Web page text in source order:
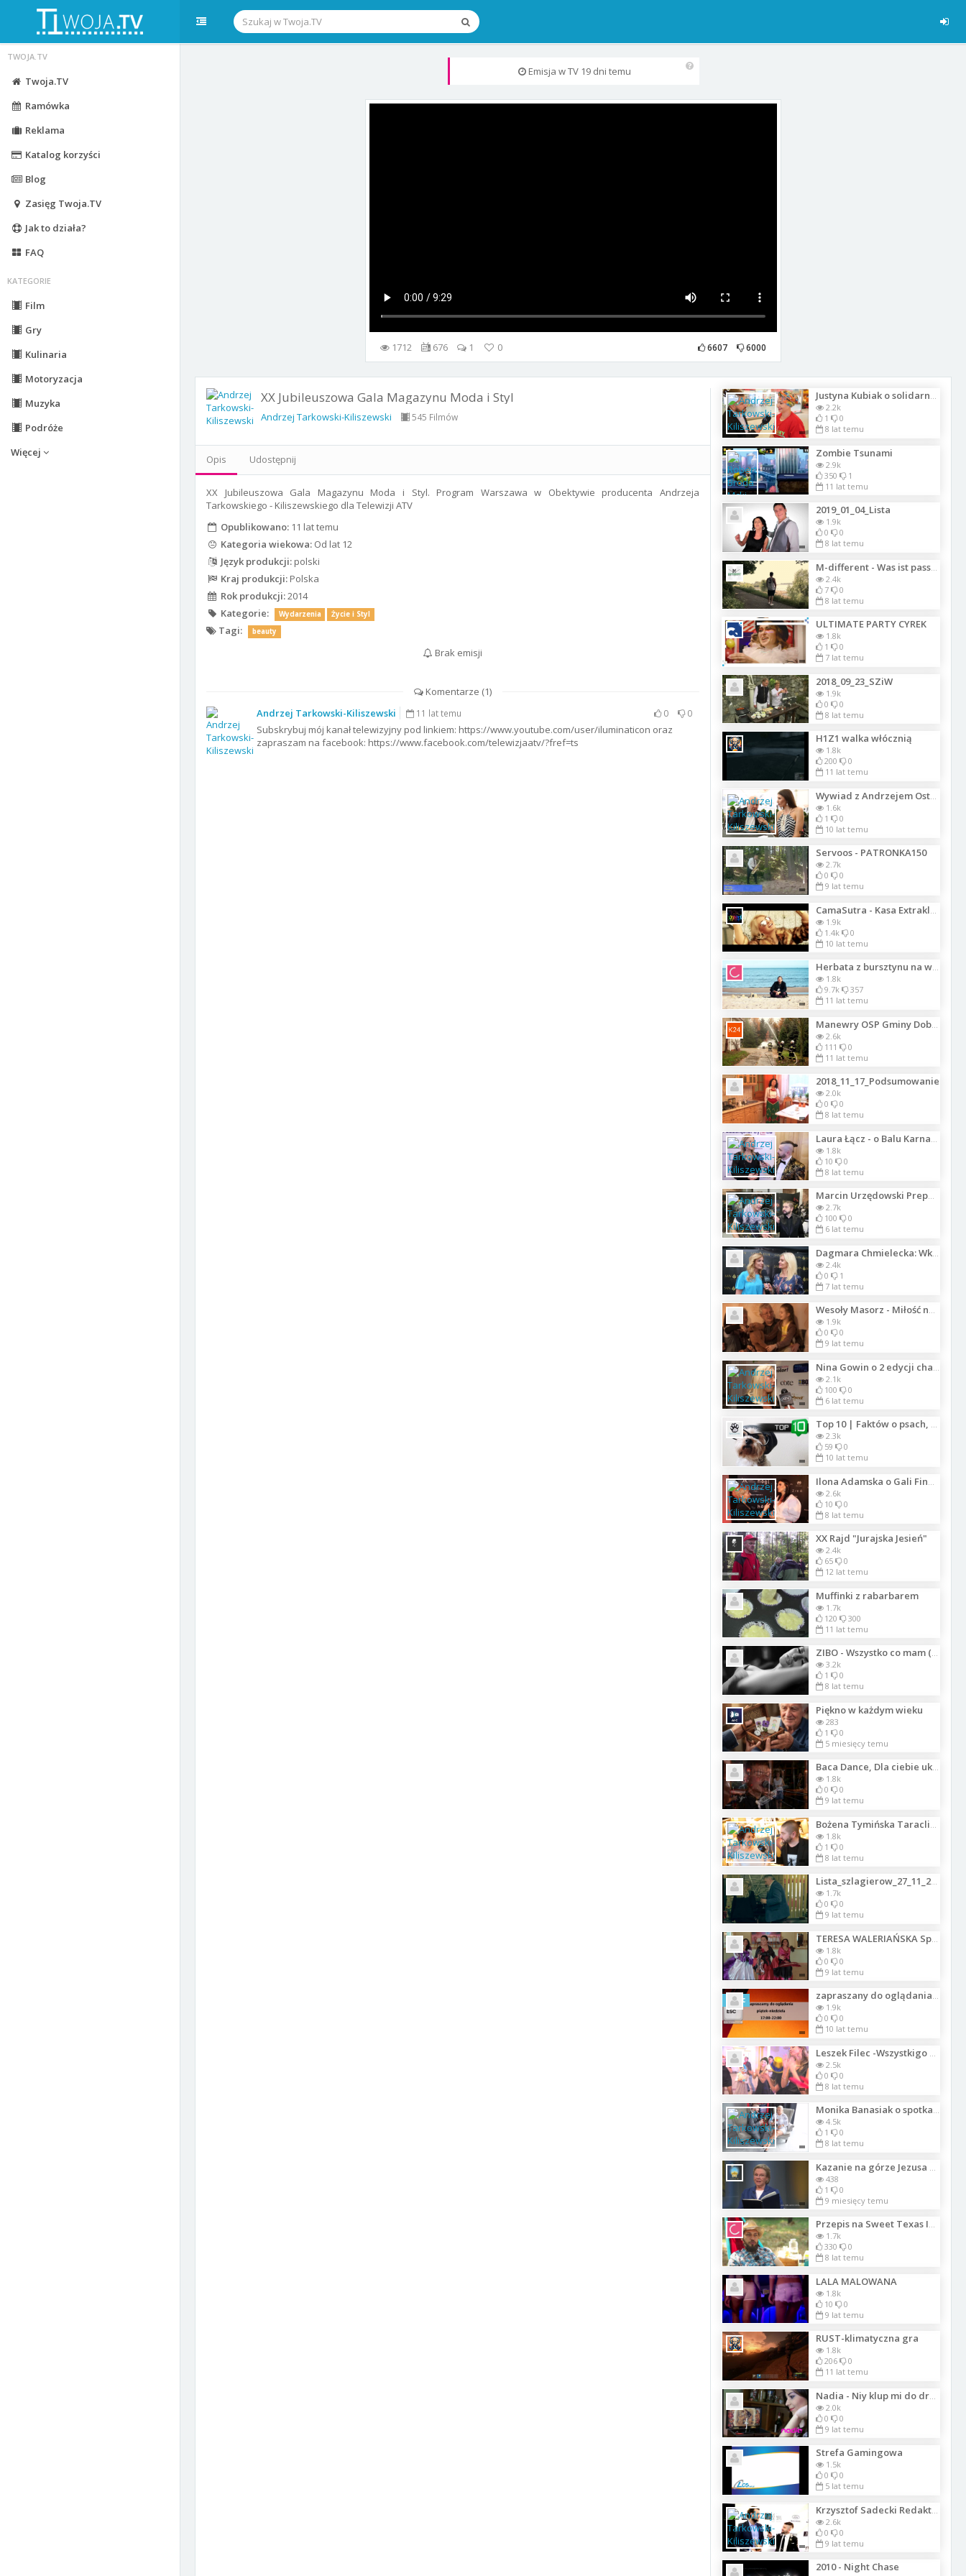
TWOJA.TV
Twoja.TV
Ramówka
Reklama
Katalog korzyści
Blog
Zasięg Twoja.TV
Jak to działa?
FAQ
KATEGORIE
Film
Gry
Kulinaria
Motoryzacja
Muzyka
Podróże
Więcej
Emisja w TV 19 dni temu
1712 676 1 0 6607 6000
XX Jubileuszowa Gala Magazynu Moda i Styl
Andrzej Tarkowski-Kiliszewski 545 Filmów
Opis Udostępnij
XX Jubileuszowa Gala Magazynu Moda i Styl. Program Warszawa w Obektywie producenta Andrzeja
Tarkowskiego - Kiliszewskiego dla Telewizji ATV
Opublikowano: 11 lat temu
Kategoria wiekowa:Od lat 12
Język produkcji:polski
Kraj produkcji:Polska
Rok produkcji:2014
Kategorie:
Wydarzenia Życie i Styl
Tagi: beauty
Brak emisji
Komentarze (1)
Andrzej Tarkowski-Kiliszewski
11 lat temu 0 0
Subskrybuj mój kanał telewizyjny pod linkiem: https://www.youtube.com/user/iluminaticon oraz
zapraszam na facebook: https://www.facebook.com/telewizjaatv/?fref=ts
Justyna Kubiak o solidarnej akcji charytatywnej w walce z rakiem piersi
2.2k
1
0
8 lat temu
Zombie Tsunami
2.9k
350
1
11 lat temu
2019_01_04_Lista
1.9k
0
0
8 lat temu
2.4k
7
0
8 lat temu
ULTIMATE PARTY CYREK
1.8k
1
0
7 lat temu
2018_09_23_SZiW
1.9k
0
0
8 lat temu
H1Z1 walka włócznią
1.8k
200
0
11 lat temu
1.6k
1
0
10 lat temu
Servoos - PATRONKA150
2.7k
0
0
9 lat temu
1.9k
1.4k
0
10 lat temu
Herbata z bursztynu na wzmocnienie odporności. Bursztyn na zdrowie
1.8k
9.7k
357
11 lat temu
2.6k
111
0
11 lat temu
2018_11_17_Podsumowanie
2.0k
0
0
8 lat temu
1.8k
10
0
8 lat temu
Marcin Urzędowski Prepostevolution uczestnikiem 9-tej edycji Przerób-MY
2.7k
100
0
6 lat temu
2.4k
0
1
7 lat temu
Wesoły Masorz - Miłość nadzwyczajno_Lista_7841
1.9k
0
0
9 lat temu
2.1k
100
0
6 lat temu
Top 10 | Faktów o psach, których mogłeś nie wiedzieć | SpinkaFun
2.3k
59
0
10 lat temu
2.6k
10
0
8 lat temu
XX Rajd "Jurajska Jesień"
2.4k
65
0
12 lat temu
Muffinki z rabarbarem
1.7k
120
300
11 lat temu
ZIBO - Wszystko co mam (Official Video)
3.2k
1
0
8 lat temu
Piękno w każdym wieku
283
1
0
5 miesięcy temu
Baca Dance, Dla ciebie ukochano009
1.8k
0
0
9 lat temu
1.8k
1
0
8 lat temu
Lista_szlagierow_27_11_2017_1
1.7k
0
0
9 lat temu
1.8k
0
0
9 lat temu
Szkic
zapraszany do oglądania piątek-niedziela 17-22
1.9k
0
0
10 lat temu
2.5k
0
0
8 lat temu
Monika Banasiak o spotkaniu z czytelnikami w Lidzbarku Warmińskim
4.5k
1
0
8 lat temu
438
1
0
9 miesięcy temu
Przepis na Sweet Texas Ice Tea
1.7k
330
0
8 lat temu
LALA MALOWANA
1.8k
10
0
9 lat temu
RUST-klimatyczna gra
1.8k
206
0
11 lat temu
2.0k
0
0
9 lat temu
Strefa Gamingowa
1.5k
0
0
5 lat temu
2.6k
0
0
9 lat temu
2010 - Night Chase